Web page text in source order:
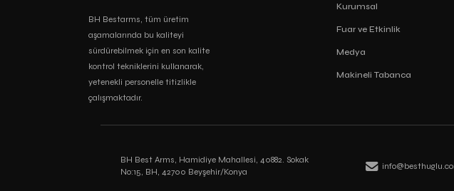
BH Bestarms, tüm üretim
aşamalarında bu kaliteyi
sürdürebilmek için en son kalite
kontrol tekniklerini kullanarak,
yetenekli personelle titizlikle
çalışmaktadır.
Kurumsal
Fuar ve Etkinlik
Medya
Makineli Tabanca
BH Best Arms, Hamidiye Mahallesi, 40882. Sokak
No:15, BH, 42700 Beyşehir/Konya